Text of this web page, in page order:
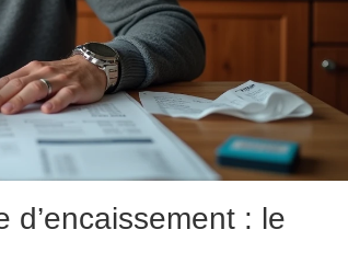
d’encaissement : le